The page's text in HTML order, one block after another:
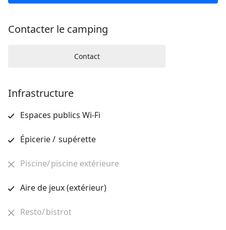
Contacter le camping
Contact
Infrastructure
Espaces publics Wi-Fi
Épicerie / supérette
Piscine/ piscine extérieure
Aire de jeux (extérieur)
Resto/ bistrot